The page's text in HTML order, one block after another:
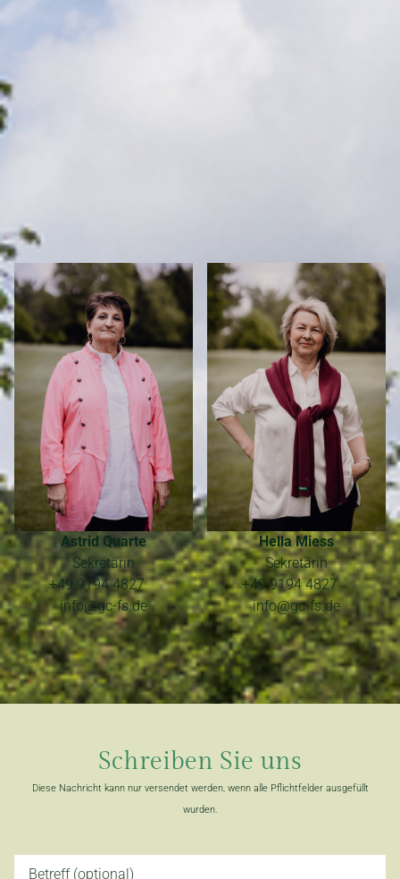
Astrid Quarte
Sekretärin
+49 9194 4827
info@gc-fs.de
Hella Miess
Sekretärin
+49 9194 4827
info@gc-fs.de
📷 Fotos: Nicole Barnow Fotografie
Schreiben Sie uns
Diese Nachricht kann nur versendet werden, wenn alle Pflichtfelder ausgefüllt
wurden.